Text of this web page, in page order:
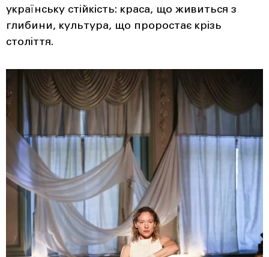
українську стійкість: краса, що живиться з
глибини, культура, що проростає крізь
століття.